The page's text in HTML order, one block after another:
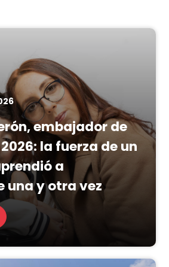
embajador de
la fuerza de un
a
una y otra vez